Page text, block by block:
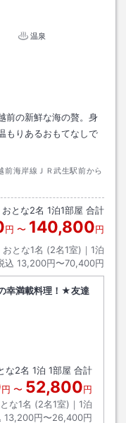
温泉
前の新鮮な海の贅。身
もりあるおもてなしで
前海岸線ＪＲ武生駅前から
おとな2名 1泊1部屋 合計
円 〜 140,800円
おとな1名 (2名1室)｜ 1泊
込 13,200円〜70,400円
幸満載料理！★友達
な2名 1泊 1部屋 合計
円 〜 52,800円
な1名 (2名1室)｜ 1泊
13,200円〜26,400円